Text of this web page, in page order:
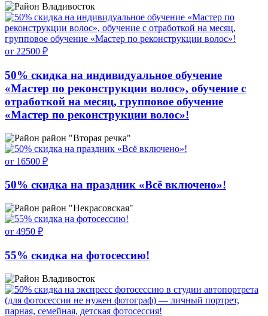
Владивосток
от 22500 ₽
50% скидка на индивидуальное обучение
«Мастер по реконструкции волос», обучение с
отработкой на месяц, групповое обучение
«Мастер по реконструкции волос»!
район "Вторая речка"
от 16500 ₽
50% скидка на праздник «Всё включено»!
район "Некрасовская"
от 4950 ₽
55% скидка на фотосессию!
Владивосток